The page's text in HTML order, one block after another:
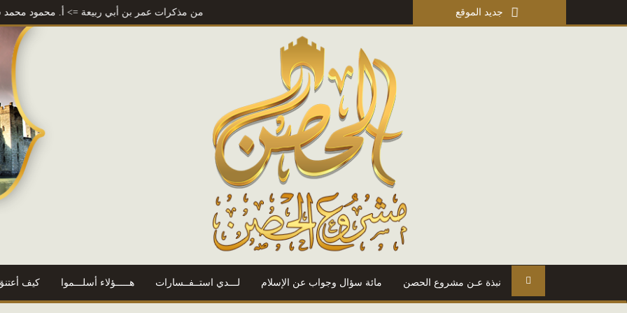
جديد الموقع من مذكرات عمر بن أبي ربيعة=> أ. محمود محمد شاكر
نبذة عـن مشروع الحصن مائة سؤال وجواب عن الإسلام لـــدي استــفــسارات هـــــؤلاء أسلـــموا كيف